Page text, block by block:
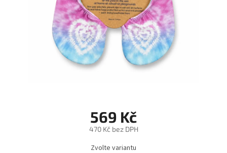
569 Kč
470 Kč bez DPH
Měrná
Zvolte variantu